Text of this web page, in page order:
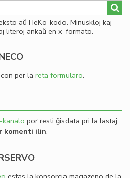
aŭ HeKo-kodo. Minuskloj kaj
literoj ankaŭ en x-formato.
per la reta formularo.
kanalo por resti ĝisdata pri la lastaj
komenti ilin.